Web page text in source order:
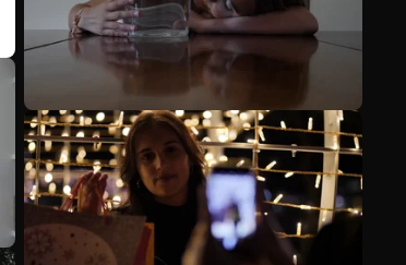
Meer bekijken